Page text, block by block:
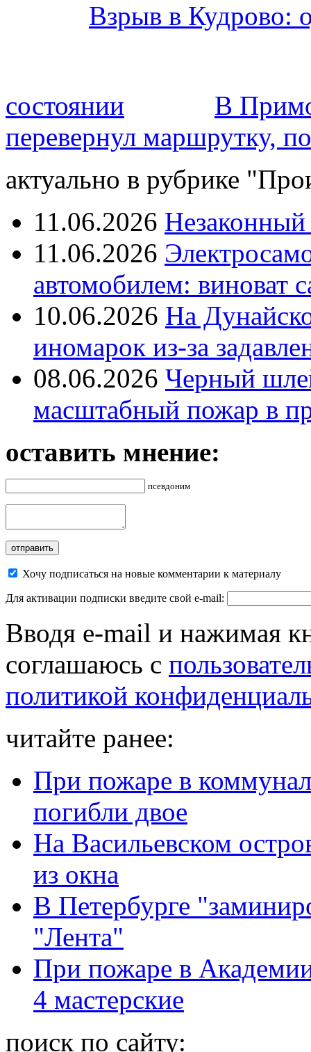
Взрыв в Кудрово:
состоянии
В
перевернул маршрутку,
актуально в рубрике
11.06.2026
11.06.2026
автомобилем: виноват
10.06.2026 На
иномарок из-за
08.06.2026 Черный
масштабный пожар в
оставить мнение:
псевдоним
Хочу подписаться на новые комментарии к материалу
Для активации подписки введите свой e-mail:
Вводя e-mail и нажимая
соглашаюсь с
политикой
читайте ранее:
При пожаре в
погибли двое
На Васильевском
из окна
В Петербурге
"Лента"
При пожаре в
4 мастерские
поиск по сайту: